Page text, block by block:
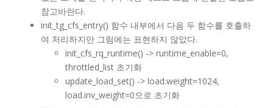
참고바란다.
init_tg_cfs_entry() 함수 내부에서 다음 두 함수를 호출하
여 처리하지만 그림에는 표현하지 않았다.
init_cfs_rq_runtime() -> runtime_enable=0,
throttled_list 초기화
update_load_set() -> load.weight=1024,
load.inv_weight=0으로 초기화